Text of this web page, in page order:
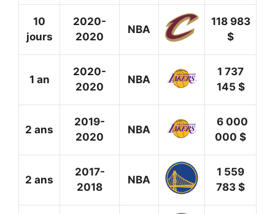
10
jours
2020-
2020
NBA
118 983
$
1 an
2020-
2020
NBA
1 737
145 $
2 ans
2019-
2020
NBA
6 000
000 $
2 ans
2017-
2018
NBA
1 559
783 $